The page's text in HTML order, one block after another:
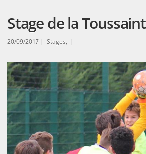
Stage de la Toussaint
20/09/2017 | Stages, |